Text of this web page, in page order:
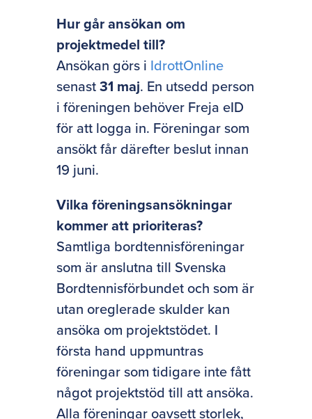
Hur går ansökan om
projektmedel till?
Ansökan görs i IdrottOnline
senast31 maj. En utsedd person
i föreningen behöver Freja eID
för att logga in. Föreningar som
ansökt får därefter beslut innan
19 juni.
Vilka föreningsansökningar
kommer att prioriteras?
Samtliga bordtennisföreningar
som är anslutna till Svenska
Bordtennisförbundet och som är
utan oreglerade skulder kan
ansöka om projektstödet. I
första hand uppmuntras
föreningar som tidigare inte fått
något projektstöd till att ansöka.
Alla föreningar oavsett storlek,